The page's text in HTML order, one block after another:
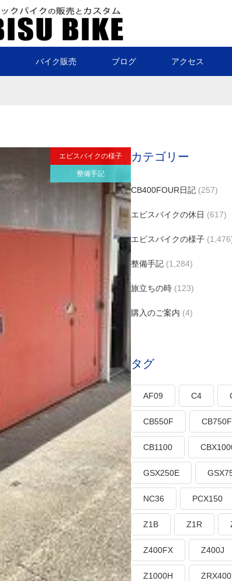
バイク販売 ブログ アクセス
エビスバイクの様子
整備手記
カテゴリー
CB400FOUR日記 (257)
エビスバイクの休日 (617)
エビスバイクの様子
整備手記 (1,284)
旅立ちの時 (123)
購入のご案内 (4)
タグ
AF09 C4
CB550F
CB1100
GSX250E
NC36 PCX150
Z1B Z1R
Z400FX Z400J
Z1000H ZRX400